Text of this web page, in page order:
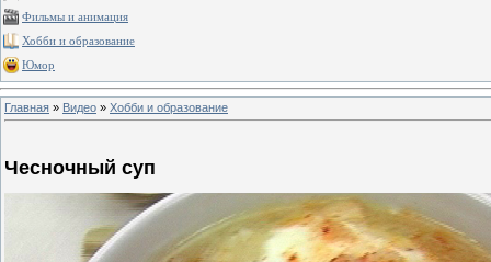
Фильмы и анимация
Хобби и образование
Юмор
Главная » Видео » Хобби и образование
Чесночный суп